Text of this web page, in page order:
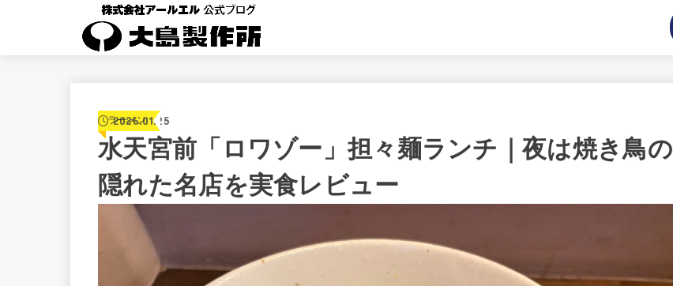
ラーメン
2026.01.25
水天宮前「ロワゾー」担々麺ランチ｜夜は焼き鳥の
隠れた名店を実食レビュー